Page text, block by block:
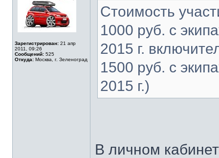
Зарегистрирован: 21 апр
2011, 09:26
Сообщений: 525
Откуда: Москва, г. Зеленоград
Стоимость
1000 руб. с
2015 г.
1500 руб. с
2015 г.)
В личном